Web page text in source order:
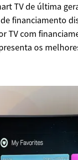
TV de última
financiamento
TV com
os